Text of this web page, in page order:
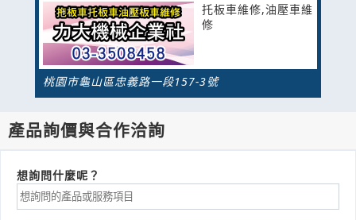
托板車維修,油壓車維
修
桃園市龜山區忠義路一段157-3號
產品詢價與合作洽詢
想詢問什麼呢？